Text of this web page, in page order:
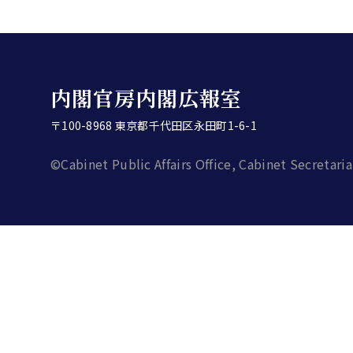
内閣官房内閣広報室
〒100-8968 東京都千代田区永田町1-6-1
©Cabinet Public Affairs Office, Cabinet